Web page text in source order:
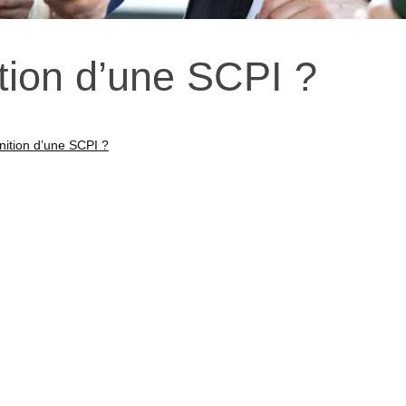
d’une SCPI ?
d’une SCPI ?